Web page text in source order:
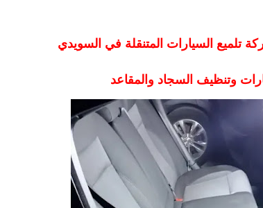
تلميع السيارات المتنقلة في السويدي
وتنظيف السجاد والمقاعد